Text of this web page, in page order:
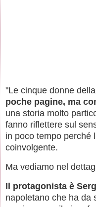
"Le cinque donne
poche pagine, ma
una storia molto
fanno riflettere sul
in poco tempo perché
coinvolgente.
Ma vediamo nel
Il protagonista è
napoletano che ha da